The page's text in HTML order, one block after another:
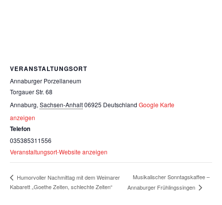
VERANSTALTUNGSORT
Annaburger Porzellaneum
Torgauer Str. 68
Annaburg, Sachsen-Anhalt06925 Deutschland Google Karte
anzeigen
Telefon
035385311556
Veranstaltungsort-Website anzeigen
Humorvoller Nachmittag mit dem Weimarer
Kabarett „Goethe Zeiten, schlechte Zeiten“
Musikalischer Sonntagskaffee –
Annaburger Frühlingssingen